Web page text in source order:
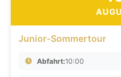
Junior-Sommertour
Abfahrt:10:00